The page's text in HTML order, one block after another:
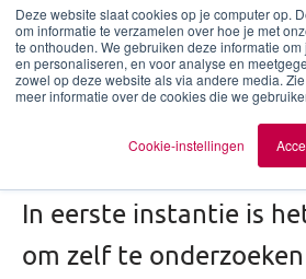
Deze website slaat cookies op je computer op.
om informatie te verzamelen over hoe je met
te onthouden. We gebruiken deze informatie
en personaliseren, en voor analyse en
zowel op deze website als via andere media.
meer informatie over de cookies die we
Cookie-instellingen
Patenten
Wat te doen
nagemaakt
In eerste instantie is
om zelf te